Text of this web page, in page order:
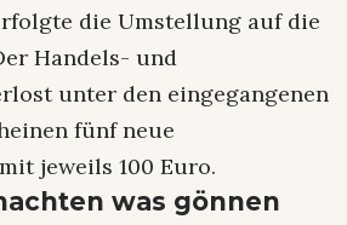
die Umstellung auf die
Handels- und
unter den eingegangenen
fünf neue
jeweils 100 Euro.
was gönnen